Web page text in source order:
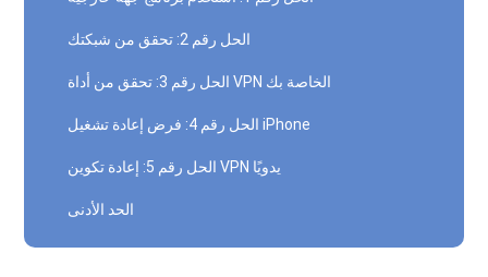
الحل رقم 2: تحقق من شبكتك
الحل رقم 3: تحقق من أداة VPN الخاصة بك
الحل رقم 4: فرض إعادة تشغيل iPhone
الحل رقم 5: إعادة تكوين VPN يدويًا
الحد الأدنى